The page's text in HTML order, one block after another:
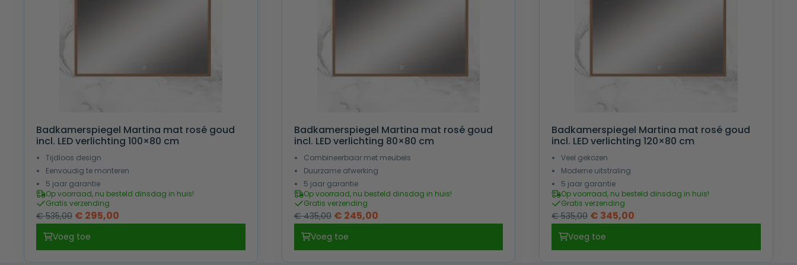
Badkamerspiegel Martina mat rosé goud
incl. LED verlichting 100×80 cm
Tijdloos design
Eenvoudig te monteren
5 jaar garantie
Op voorraad, nu besteld dinsdag in huis!
Gratis verzending
€535,00 Oorspronkelijke
€ 535,00.
€ 295,00
€ 295,00.
Voeg toe
Badkamerspiegel Martina mat rosé goud
incl. LED verlichting 80×80 cm
Combineerbaar met meubels
Duurzame afwerking
5 jaar garantie
Op voorraad, nu besteld dinsdag in huis!
Gratis verzending
€435,00 Oorspronkelijke
€ 435,00.
€ 245,00Huidige
€ 245,00.
Voeg toe
Badkamerspiegel Martina mat rosé goud
incl. LED verlichting 120×80 cm
Veel gekozen
Moderne uitstraling
5 jaar garantie
Op voorraad, nu besteld dinsdag in huis!
Gratis verzending
€535,00 Oorspronkelijke
€ 535,00.
€ 345,00
€ 345,00.
Voeg toe